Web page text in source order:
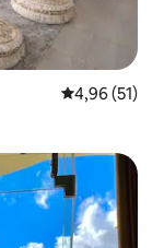
Nilai rata-rata
4,96 (51)